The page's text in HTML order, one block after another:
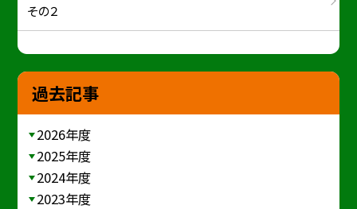
その２
過去記事
2026年度
2025年度
2024年度
2023年度